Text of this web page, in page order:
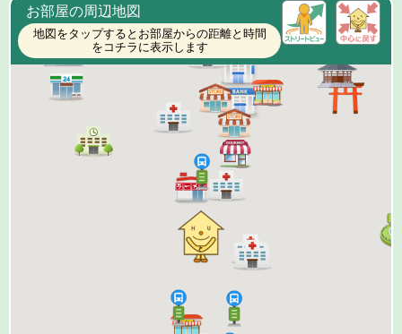
お部屋の周辺地図
地図をタップするとお部屋からの距離と時間
をコチラに表示します